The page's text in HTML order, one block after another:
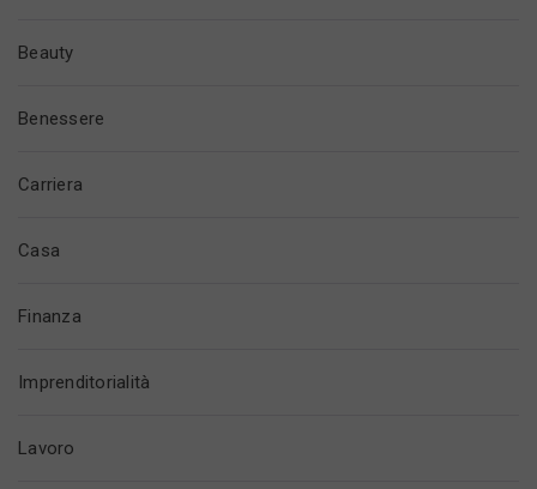
Beauty
Benessere
Carriera
Casa
Finanza
Imprenditorialità
Lavoro